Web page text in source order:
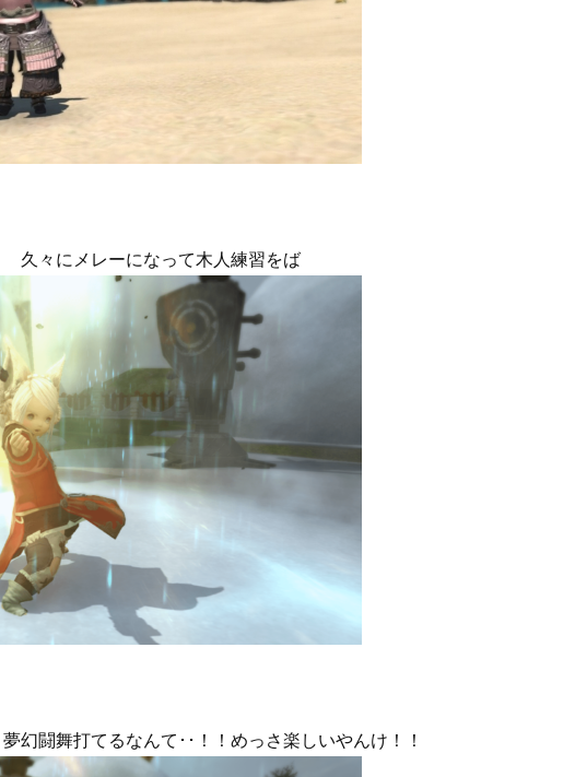
久々にメレーになって木人練習をば
闘舞打てるなんて･･！！めっさ楽しいやんけ！！